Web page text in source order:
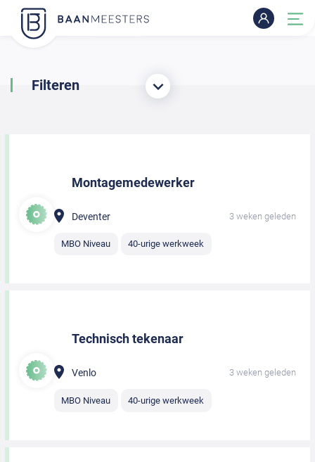
Filteren
Montagemedewerker
Deventer 3 weken geleden
MBO Niveau 40-urige werkweek
Technisch tekenaar
Venlo 3 weken geleden
MBO Niveau 40-urige werkweek